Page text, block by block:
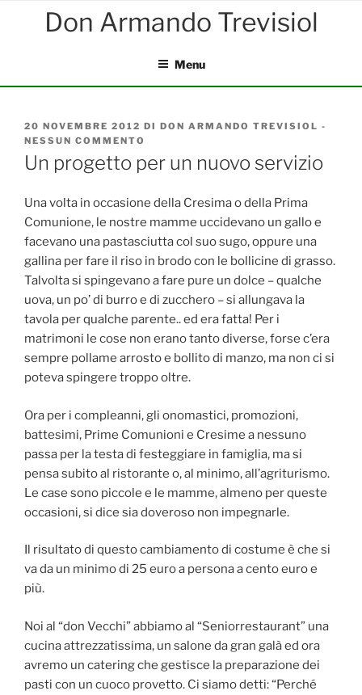
Menu
PUBBLICATO
IL
20 NOVEMBRE 2012 DI DON ARMANDO TREVISIOL -
NESSUN COMMENTO
PROGETTO
UN
SERVIZIO
Un progetto per un nuovo servizio
Una volta in occasione della Cresima o della Prima
Comunione, le nostre mamme uccidevano un gallo e
facevano una pastasciutta col suo sugo, oppure una
gallina per fare il riso in brodo con le bollicine di grasso.
Talvolta si spingevano a fare pure un dolce – qualche
uova, un po’ di burro e di zucchero – si allungava la
tavola per qualche parente.. ed era fatta! Per i
matrimoni le cose non erano tanto diverse, forse c’era
sempre pollame arrosto e bollito di manzo, ma non ci si
poteva spingere troppo oltre.
Ora per i compleanni, gli onomastici, promozioni,
battesimi, Prime Comunioni e Cresime a nessuno
passa per la testa di festeggiare in famiglia, ma si
pensa subito al ristorante o, al minimo, all’agriturismo.
Le case sono piccole e le mamme, almeno per queste
occasioni, si dice sia doveroso non impegnarle.
Il risultato di questo cambiamento di costume è che si
va da un minimo di 25 euro a persona a cento euro e
più.
Noi al “don Vecchi” abbiamo al “Seniorrestaurant” una
cucina attrezzatissima, un salone da gran galà ed ora
avremo un catering che gestisce la preparazione dei
pasti con un cuoco provetto. Ci siamo detti: “Perché